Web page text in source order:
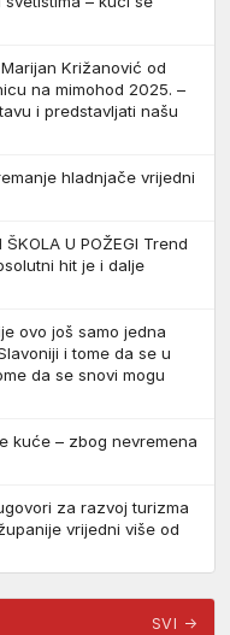
Marijan Križanović od
na mimohod 2025. –
i predstavljati našu
hladnjače vrijedni
ŠKOLA U POŽEGI Trend
hit je i dalje
ovo još samo jedna
i tome da se u
da se snovi mogu
kuće – zbog nevremena
za razvoj turizma
vrijedni više od
SVI →